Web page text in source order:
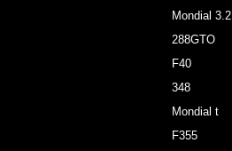
Mondial 3.2
288GTO
F40
348
Mondial t
F355